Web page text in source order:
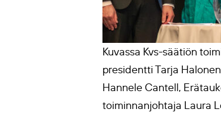
Kuvassa Kvs-säätiön
presidentti Tarja
Hannele Cantell,
toiminnanjohtaja Laura